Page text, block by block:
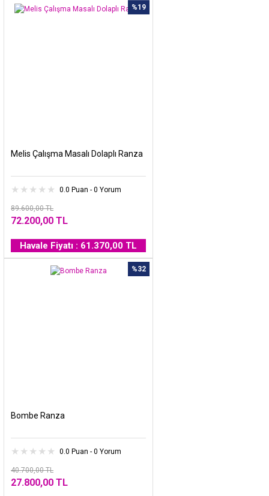
%19
Melis Çalışma Masalı Dolaplı Ranza
0.0 Puan - 0 Yorum
89.600,00 TL
72.200,00 TL
Havale Fiyatı : 61.370,00 TL
%32
Bombe Ranza
0.0 Puan - 0 Yorum
40.700,00 TL
27.800,00 TL